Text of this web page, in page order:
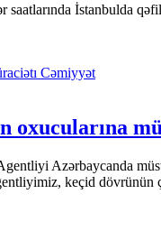
saatlarında İstanbulda
Cəmiyyət
Azərbaycanda
keçid